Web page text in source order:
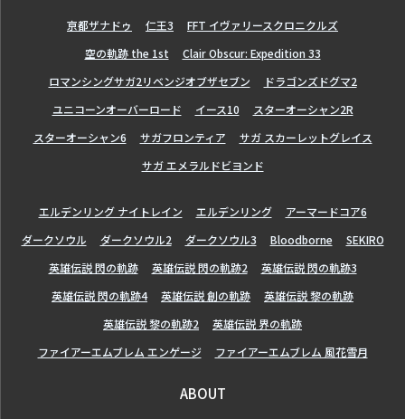
亰都ザナドゥ 仁王3
FFT イヴァリースクロニクルズ
空の軌跡 the 1st
Clair Obscur: Expedition 33
ロマンシングサガ2リベンジオブザセブン
ドラゴンズドグマ2
ユニコーンオーバーロード
イース10
スターオーシャン2R
スターオーシャン6
サガフロンティア
サガ スカーレットグレイス
サガ エメラルドビヨンド
エルデンリング ナイトレイン エルデンリング
アーマードコア6
ダークソウル
ダークソウル2 ダークソウル3 Bloodborne
SEKIRO
英雄伝説 閃の軌跡
英雄伝説 閃の軌跡2
英雄伝説 閃の軌跡3
英雄伝説 閃の軌跡4
英雄伝説 創の軌跡
英雄伝説 黎の軌跡
英雄伝説 黎の軌跡2
英雄伝説 界の軌跡
ファイアーエムブレム エンゲージ
ファイアーエムブレム 風花雪月
ABOUT